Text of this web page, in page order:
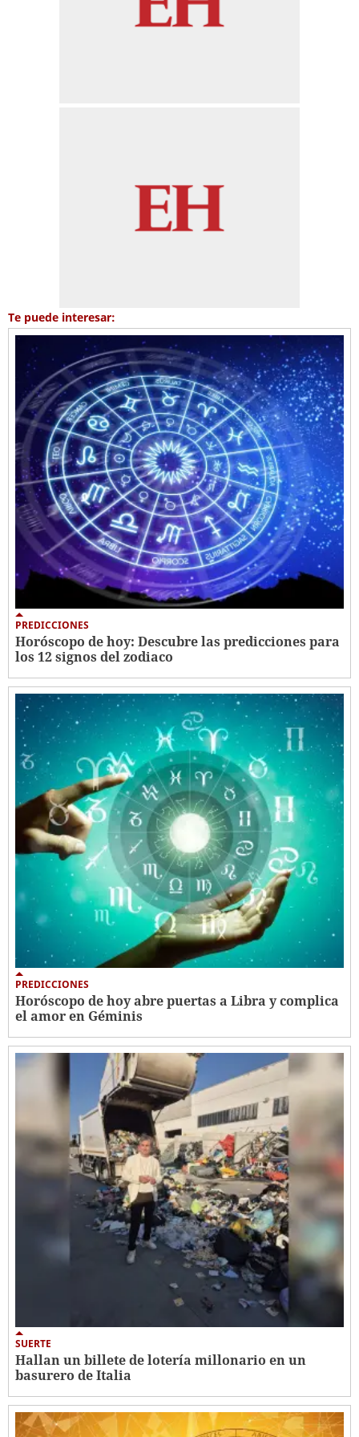
Te puede interesar:
PREDICCIONES
Horóscopo de hoy: Descubre las predicciones para
los 12 signos del zodiaco
PREDICCIONES
Horóscopo de hoy abre puertas a Libra y complica
el amor en Géminis
SUERTE
Hallan un billete de lotería millonario en un
basurero de Italia